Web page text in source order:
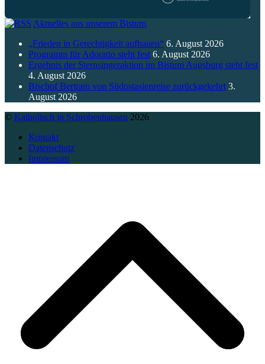
Aktuelles aus unserem Bistum
„Frieden in Gerechtigkeit aufbauen“ 6. August 2026
Programm für Adoratio steht fest 6. August 2026
Ergebnis der Sternsingeraktion im Bistum Augsburg steht fest
4. August 2026
Bischof Bertram von Südostasienreise zurückgekehrt 3.
August 2026
© Katholisch in Schrobenhausen 2026
Kontakt
Datenschutz
Impressum